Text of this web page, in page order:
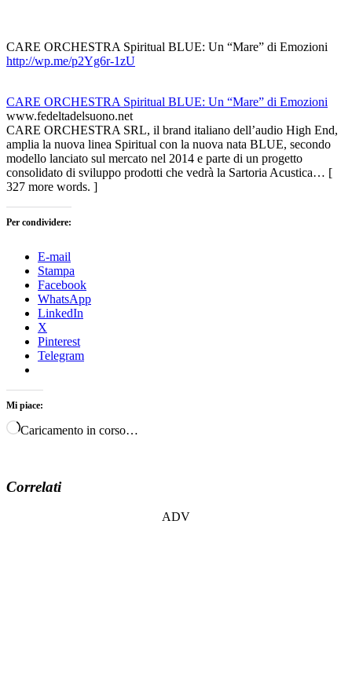
CARE ORCHESTRA Spiritual BLUE: Un “Mare” di Emozioni
http://wp.me/p2Yg6r-1zU
CARE ORCHESTRA Spiritual BLUE: Un “Mare” di Emozioni
www.fedeltadelsuono.net
CARE ORCHESTRA SRL, il brand italiano dell’audio High End,
amplia la nuova linea Spiritual con la nuova nata BLUE, secondo
modello lanciato sul mercato nel 2014 e parte di un progetto
consolidato di sviluppo prodotti che vedrà la Sartoria Acustica… [
327 more words. ]
Per condividere:
E-mail
Stampa
Facebook
WhatsApp
LinkedIn
X
Pinterest
Telegram
Mi piace:
Caricamento in corso…
Correlati
ADV